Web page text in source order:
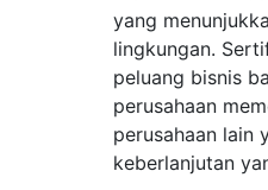
yang
lingkungan.
peluang bisnis
perusahaan
perusahaan lain
keberlanjutan